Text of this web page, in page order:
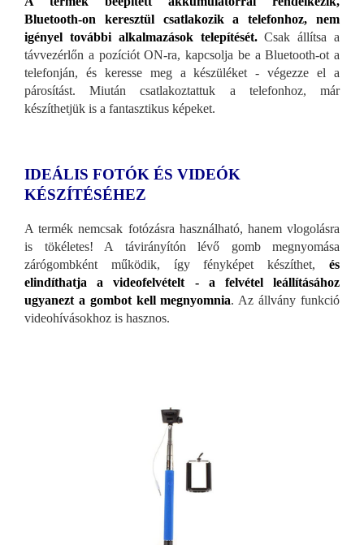
Bluetooth-on keresztül csatlakozik a telefonhoz, nem
igényel további alkalmazások telepítését.Csak állítsa a
távvezérlőn a pozíciót ON-ra, kapcsolja be a Bluetooth-ot a
telefonján, és keresse meg a készüléket - végezze el a
párosítást. Miután csatlakoztattuk a telefonhoz, már
készíthetjük is a fantasztikus képeket.
IDEÁLIS FOTÓK ÉS VIDEÓK
KÉSZÍTÉSÉHEZ
A termék nemcsak fotózásra használható, hanem vlogolásra
is tökéletes! A távirányítón lévő gomb megnyomása
zárógombként működik, így fényképet készíthet, és
elindíthatja a videofelvételt - a felvétel leállításához
ugyanezt a gombot kell megnyomnia. Az állvány funkció
videohívásokhoz is hasznos.